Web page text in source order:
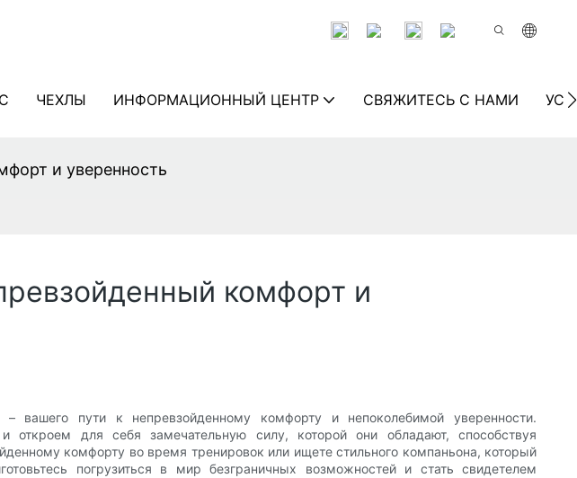
ЧЕХЛЫ ИНФОРМАЦИОННЫЙ ЦЕНТР СВЯЖИТЕСЬ С НАМИ
и уверенность
комфорт и
вашего пути к непревзойденному комфорту и непоколебимой уверенности.
для себя замечательную силу, которой они обладают, способствуя
комфорту во время тренировок или ищете стильного компаньона, который
погрузиться в мир безграничных возможностей и стать свидетелем